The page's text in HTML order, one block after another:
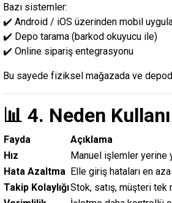
Bazı sistemler:
✔️ Android / iOS üzerinden mobil
✔️ Depo tarama (barkod okuyucu ile)
✔️ Online sipariş entegrasyonu
Bu sayede fiziksel mağazada ve
📊 4. Neden
Fayda
Açıklama
Hız
Manuel işlemler yerine
Hata Azaltma Elle giriş hataları en
Takip KolaylığıStok, satış, müşteri tek